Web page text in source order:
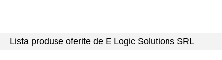
Lista produse oferite de E Logic Solutions SRL